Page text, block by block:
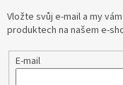
Vložte svůj e-mail a my
produktech na našem e-
E-mail